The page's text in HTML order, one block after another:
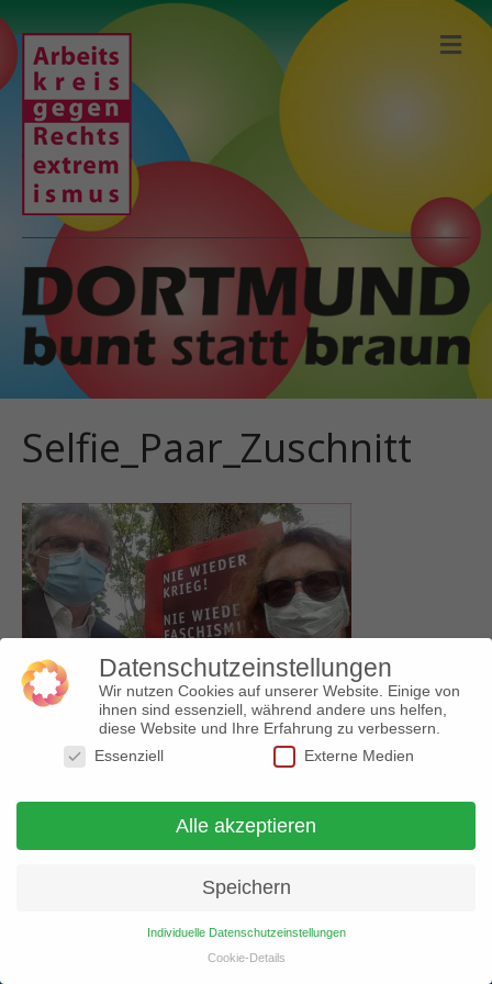
N
A
O
N
Selfie_Paar_Zuschnitt
© 2018 Arbeitskreis gegen Rechtsextremismus |
Impressum|Datenschutz
Datenschutzeinstellungen
Wir nutzen Cookies auf unserer Website. Einige von
ihnen sind essenziell, während andere uns helfen,
diese Website und Ihre Erfahrung zu verbessern.
Essenziell
Externe Medien
Alle akzeptieren
Speichern
Individuelle Datenschutzeinstellungen
Cookie-Details